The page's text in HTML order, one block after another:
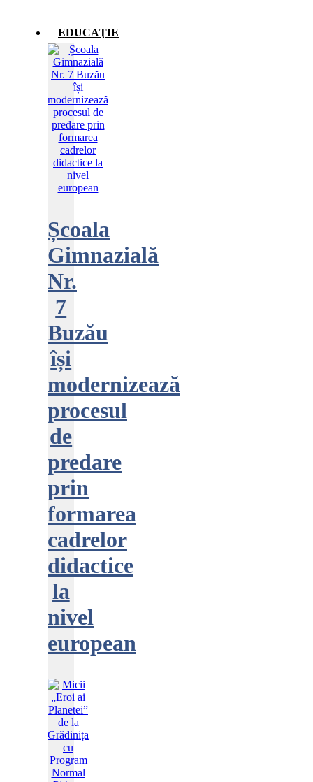
EDUCAŢIE
Școala
Gimnazială
Nr.
7
Buzău
își
modernizează
procesul
de
predare
prin
formarea
cadrelor
didactice
la
nivel
european